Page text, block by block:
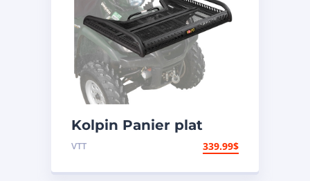
Kolpin Panier plat
pliant
VTT 339.99$